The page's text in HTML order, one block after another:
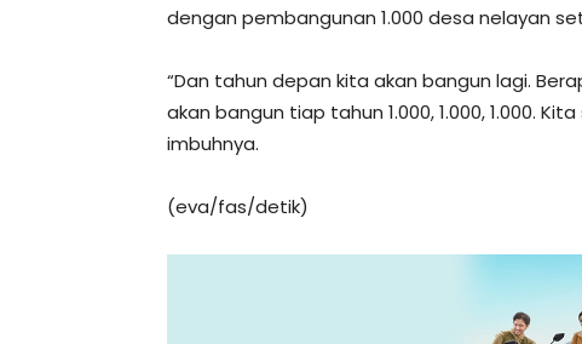
dengan pembangunan 1.000 desa nelayan
“Dan tahun depan kita akan bangun lagi.
akan bangun tiap tahun 1.000, 1.000, 1.000.
imbuhnya.
(eva/fas/detik)